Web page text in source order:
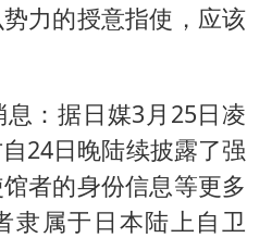
力的授意指使，应该
：据日媒3月25日凌
24日晚陆续披露了强
者的身份信息等更多
隶属于日本陆上自卫